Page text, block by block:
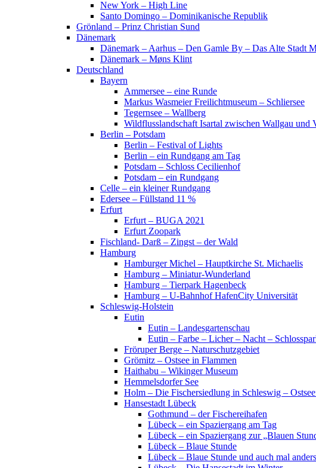
New York – High Line
Santo Domingo – Dominikanische Republik
Grönland – Prinz Christian Sund
Dänemark
Dänemark – Aarhus – Den Gamle By – Das Alte Stadt
Dänemark – Møns Klint
Deutschland
Bayern
Ammersee – eine Runde
Markus Wasmeier Freilichtmuseum – Schliersee
Tegernsee – Wallberg
Wildflusslandschaft Isartal zwischen Wallgau und
Berlin – Potsdam
Berlin – Festival of Lights
Berlin – ein Rundgang am Tag
Potsdam – Schloss Cecilienhof
Potsdam – ein Rundgang
Celle – ein kleiner Rundgang
Edersee – Füllstand 11 %
Erfurt
Erfurt – BUGA 2021
Erfurt Zoopark
Fischland- Darß – Zingst – der Wald
Hamburg
Hamburger Michel – Hauptkirche St. Michaelis
Hamburg – Miniatur-Wunderland
Hamburg – Tierpark Hagenbeck
Hamburg – U-Bahnhof HafenCity Universität
Schleswig-Holstein
Eutin
Eutin – Landesgartenschau
Eutin – Farbe – Licher – Nacht –
Fröruper Berge – Naturschutzgebiet
Grömitz – Ostsee in Flammen
Haithabu – Wikinger Museum
Hemmelsdorfer See
Holm – Die Fischersiedlung in Schleswig –
Hansestadt Lübeck
Gothmund – der Fischereihafen
Lübeck – ein Spaziergang am Tag
Lübeck – ein Spaziergang zur „Blauen
Lübeck – Blaue Stunde
Lübeck – Blaue Stunde und auch mal anders